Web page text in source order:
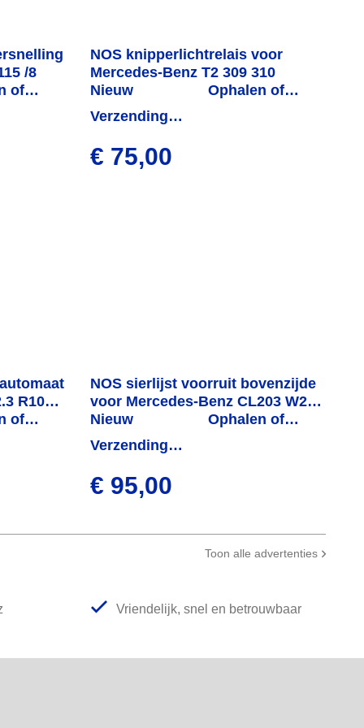
/8
of
NOS knipperlichtrelais voor
Mercedes-Benz T2 309 310
Nieuw
Ophalen of
Verzending
€ 75,00
R107
of
NOS sierlijst voorruit bovenzijde
voor Mercedes-Benz CL203 W203
sportcoupé
Nieuw
Ophalen of
Verzending
€ 95,00
Toon alle advertenties
Vriendelijk, snel en betrouwbaar